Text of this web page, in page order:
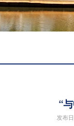
“
发布